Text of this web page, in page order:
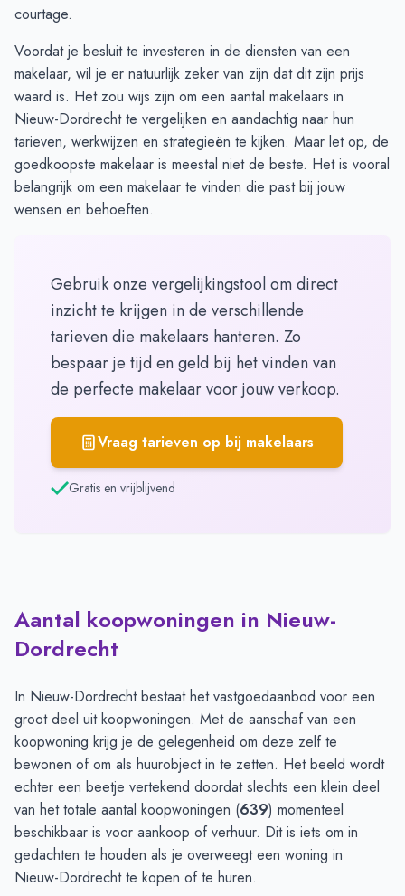
courtage.
Voordat je besluit te investeren in de diensten van een
makelaar, wil je er natuurlijk zeker van zijn dat dit zijn prijs
waard is. Het zou wijs zijn om een aantal makelaars in
Nieuw-Dordrecht te vergelijken en aandachtig naar hun
tarieven, werkwijzen en strategieën te kijken. Maar let op, de
goedkoopste makelaar is meestal niet de beste. Het is vooral
belangrijk om een makelaar te vinden die past bij jouw
wensen en behoeften.
Gebruik onze vergelijkingstool om direct
inzicht te krijgen in de verschillende
tarieven die makelaars hanteren. Zo
bespaar je tijd en geld bij het vinden van
de perfecte makelaar voor jouw verkoop.
Vraag tarieven op bij makelaars
Gratis en vrijblijvend
Aantal koopwoningen in Nieuw-
Dordrecht
In Nieuw-Dordrecht bestaat het vastgoedaanbod voor een
groot deel uit koopwoningen. Met de aanschaf van een
koopwoning krijg je de gelegenheid om deze zelf te
bewonen of om als huurobject in te zetten. Het beeld wordt
echter een beetje vertekend doordat slechts een klein deel
van het totale aantal koopwoningen (639) momenteel
beschikbaar is voor aankoop of verhuur. Dit is iets om in
gedachten te houden als je overweegt een woning in
Nieuw-Dordrecht te kopen of te huren.